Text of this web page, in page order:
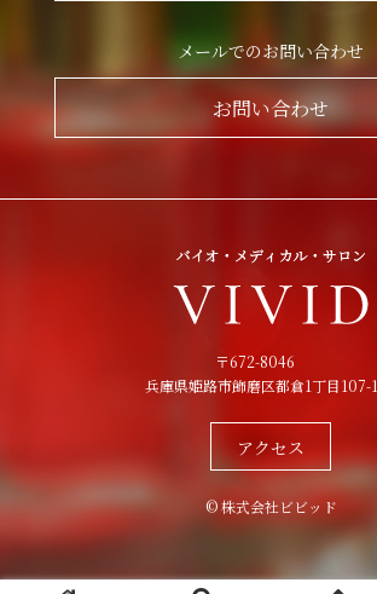
メールでのお問い合わせ
お問い合わせ
〒672-8046
兵庫県姫路市飾磨区都倉1丁目107-1
アクセス
© 株式会社ビビッド